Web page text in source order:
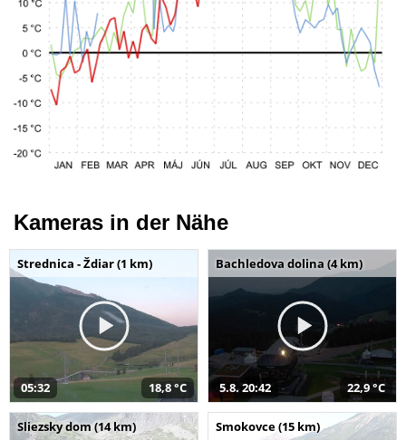
Kameras in der Nähe
Strednica - Ždiar (1 km)
05:32 18,8 °C
Bachledova dolina (4 km)
5.8. 20:42 22,9 °C
Sliezsky dom (14 km) Smokovce (15 km)